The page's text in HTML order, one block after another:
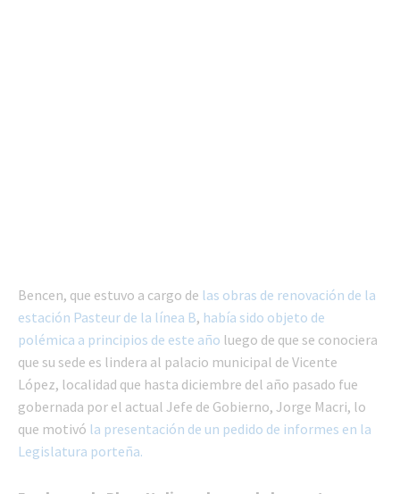
Bencen, que estuvo a cargo de las obras de renovación de la
estación Pasteur de la línea B, había sido objeto de
polémica a principios de este año luego de que se conociera
que su sede es lindera al palacio municipal de Vicente
López, localidad que hasta diciembre del año pasado fue
gobernada por el actual Jefe de Gobierno, Jorge Macri, lo
que motivó la presentación de un pedido de informes en la
Legislatura porteña.